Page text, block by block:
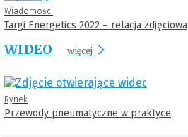
Wiadomości
Targi Energetics 2022 – relacja zdjęciowa
WIDEO więcej
Rynek
Przewody pneumatyczne w praktyce